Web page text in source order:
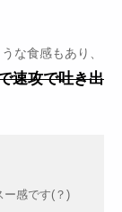
な食感もあり、
速攻で吐き出
感です(？)